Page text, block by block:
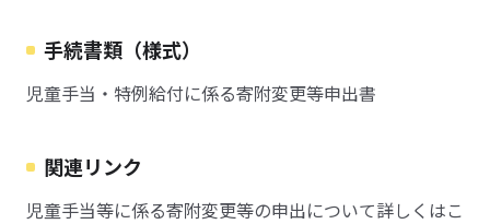
手続書類（様式）
児童手当・特例給付に係る寄附変更等申出書
関連リンク
児童手当等に係る寄附変更等の申出について詳しくはこ